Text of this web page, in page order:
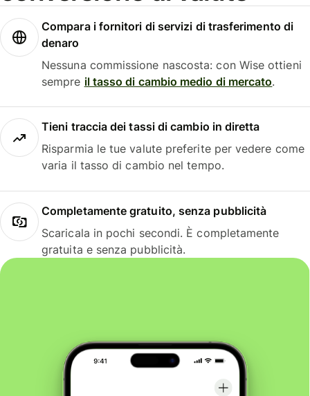
Compara i fornitori di servizi di trasferimento di
denaro
Nessuna commissione nascosta: con Wise ottieni
sempre il tasso di cambio medio di mercato.
Tieni traccia dei tassi di cambio in diretta
Risparmia le tue valute preferite per vedere come
varia il tasso di cambio nel tempo.
Completamente gratuito, senza pubblicità
Scaricala in pochi secondi. È completamente
gratuita e senza pubblicità.